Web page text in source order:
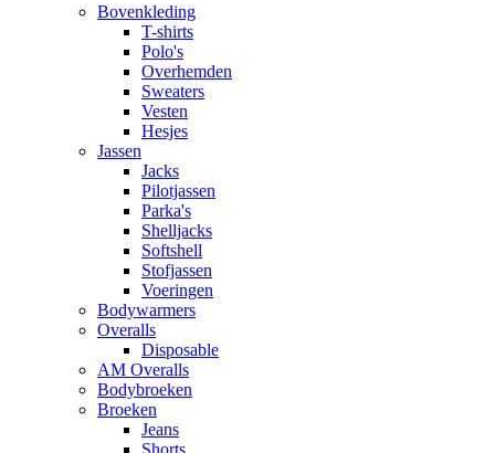
Bovenkleding
T-shirts
Polo's
Overhemden
Sweaters
Vesten
Hesjes
Jassen
Jacks
Pilotjassen
Parka's
Shelljacks
Softshell
Stofjassen
Voeringen
Bodywarmers
Overalls
Disposable
AM Overalls
Bodybroeken
Broeken
Jeans
Shorts